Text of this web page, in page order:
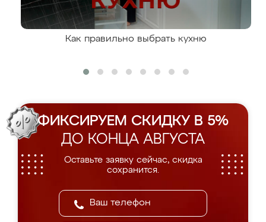
Как правильно выбрать кухню
ФИКСИРУЕМ СКИДКУ В 5%
ДО КОНЦА АВГУСТА
Оставьте заявку сейчас, скидка
сохранится.